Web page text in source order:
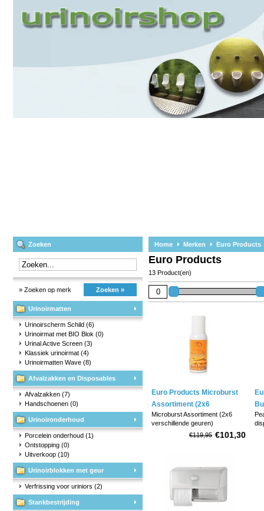
Zoeken
» Zoeken op merk Zoeken »
Urinoirmatten
Urinoirscherm Schild (6)
Urinoirmat met BIO Blok (0)
Urinal Active Screen (3)
Klassiek urinoirmat (4)
Urinoirmatten Wave (8)
Afvalzakken en Disposables
Afvalzakken (7)
Handschoenen (0)
Urinoironderhoud
Porcelein onderhoud (1)
Ontstopping (0)
Uitverkoop (10)
Urinoirblokken met geur
Verfrissing voor uriniors (2)
Stankbestrijding
Home Merken Euro Products
Euro Products
13 Product(en)
Euro Products Microburst
Assortiment (2x6
verschillende geuren)
Microburst Assortiment (2x6
verschillende geuren)
Bevat de volgende geuren:
- Mediterranean, Charm/Citrus
- South America,
- Asia, Oriental Nights/Floral
- Artic, Ice Age/Cool water
€101,30
€119,95